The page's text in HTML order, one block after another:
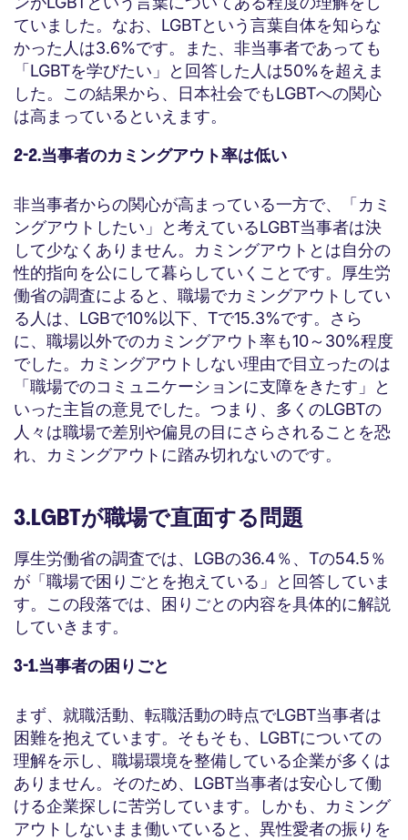
ていました。なお、LGBTという言葉自体を知らな
かった人は3.6%です。また、非当事者であっても
「LGBTを学びたい」と回答した人は50%を超えま
した。この結果から、日本社会でもLGBTへの関心
は高まっているといえます。
2-2.当事者のカミングアウト率は低い
非当事者からの関心が高まっている一方で、「カミ
ングアウトしたい」と考えているLGBT当事者は決
して少なくありません。カミングアウトとは自分の
性的指向を公にして暮らしていくことです。厚生労
働省の調査によると、職場でカミングアウトしてい
る人は、LGBで10%以下、Tで15.3%です。さら
に、職場以外でのカミングアウト率も10～30%程度
でした。カミングアウトしない理由で目立ったのは
「職場でのコミュニケーションに支障をきたす」と
いった主旨の意見でした。つまり、多くのLGBTの
人々は職場で差別や偏見の目にさらされることを恐
れ、カミングアウトに踏み切れないのです。
3.LGBTが職場で直面する問題
厚生労働省の調査では、LGBの36.4％、Tの54.5％
が「職場で困りごとを抱えている」と回答していま
す。この段落では、困りごとの内容を具体的に解説
していきます。
3-1.当事者の困りごと
まず、就職活動、転職活動の時点でLGBT当事者は
困難を抱えています。そもそも、LGBTについての
理解を示し、職場環境を整備している企業が多くは
ありません。そのため、LGBT当事者は安心して働
ける企業探しに苦労しています。しかも、カミング
アウトしないまま働いていると、異性愛者の振りを